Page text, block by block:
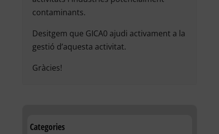
contaminants.
Desitgem que GICA0 ajudi activament a la
gestió d’aquesta activitat.
Gràcies!
Categories